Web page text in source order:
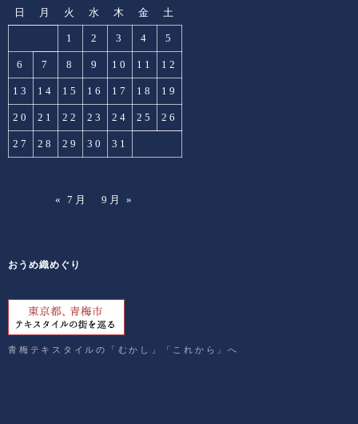
日 月 火 水 木 金 土
1 2 3 4 5
6 7 8 9 10 11 12
13 14 15 16 17 18 19
20 21 22 23 24 25 26
27 28 29 30 31
« 7月 9月 »
おうめ織めぐり
青梅テキスタイルの「むかし」「これから」へ